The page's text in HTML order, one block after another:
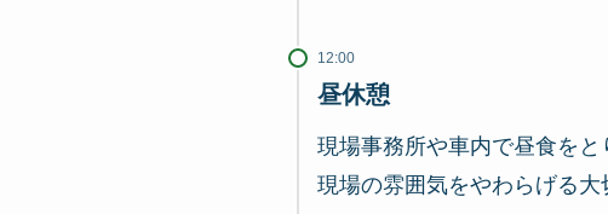
12:00
昼休憩
現場事務所や車内で昼食をと
現場の雰囲気をやわらげる大